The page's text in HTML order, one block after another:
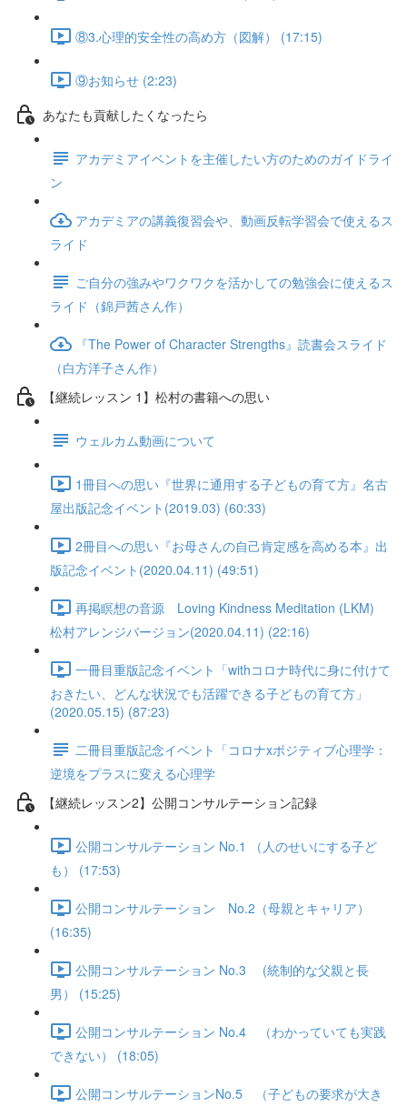
⑧3.心理的安全性の高め方（図解） (17:15)
⑨お知らせ (2:23)
あなたも貢献したくなったら
アカデミアイベントを主催したい方のためのガイドライ
ン
アカデミアの講義復習会や、動画反転学習会で使えるス
ライド
ご自分の強みやワクワクを活かしての勉強会に使えるス
ライド（錦戸茜さん作）
『The Power of Character Strengths』読書会スライド
（白方洋子さん作）
【継続レッスン 1】松村の書籍への思い
ウェルカム動画について
1冊目への思い『世界に通用する子どもの育て方』名古
屋出版記念イベント(2019.03) (60:33)
2冊目への思い『お母さんの自己肯定感を高める本』出
版記念イベント(2020.04.11) (49:51)
再掲瞑想の音源 Loving Kindness Meditation (LKM)
松村アレンジバージョン(2020.04.11) (22:16)
一冊目重版記念イベント「withコロナ時代に身に付けて
おきたい、どんな状況でも活躍できる子どもの育て方」
(2020.05.15) (87:23)
二冊目重版記念イベント「コロナxポジティブ心理学：
逆境をプラスに変える心理学
【継続レッスン2】公開コンサルテーション記録
公開コンサルテーション No.1 （人のせいにする子ど
も） (17:53)
公開コンサルテーション No.2（母親とキャリア）
(16:35)
公開コンサルテーション No.3 (統制的な父親と長
男） (15:25)
公開コンサルテーション No.4 （わかっていても実践
できない） (18:05)
公開コンサルテーションNo.5 （子どもの要求が大き